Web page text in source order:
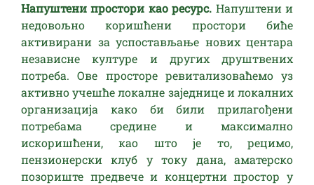
Напуштени простори као ресурс. Напуштени и
недовољно коришћени простори биће
активирани за успостављање нових центара
независне културе и других друштвених
потреба. Ове просторе ревитализоваћемо уз
активно учешће локалне заједнице и локалних
организација како би били прилагођени
потребама средине и максимално
искоришћени, као што је то, рецимо,
пензионерски клуб у току дана, аматерско
позориште предвече и концертни простор у